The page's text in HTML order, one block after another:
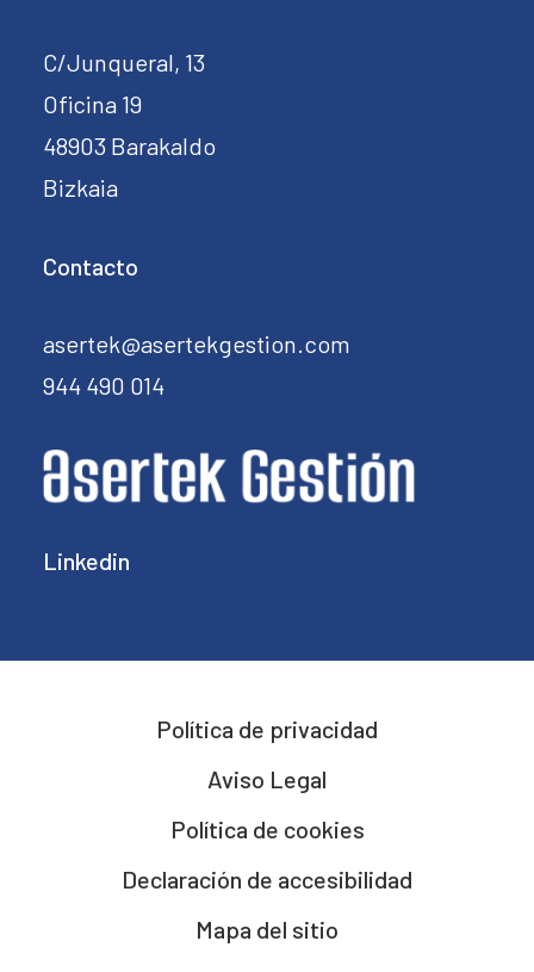
Linkedin
C/Junqueral, 13
Oficina 19
48903 Barakaldo
Bizkaia
Contacto
asertek@asertekgestion.com
944 490 014
Política de privacidad
Aviso Legal
Política de cookies
Declaración de accesibilidad
Mapa del sitio